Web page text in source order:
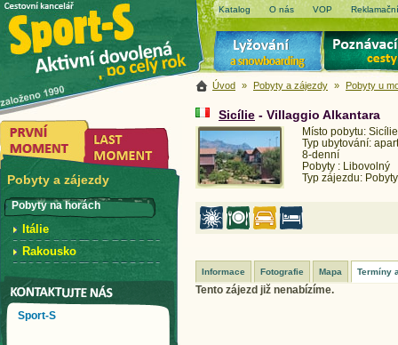
Katalog O nás VOP
Úvod » Pobyty a zájezdy » Pobyty u
Sicílie - Villaggio Alkantara
Místo pobytu: Sicílie
Typ ubytování:
8-denní
Pobyty : Libovolný
Typ zájezdu:
Informace Fotografie Mapa Termíny
Tento zájezd již nenabízíme.
Pobyty a zájezdy
Pobyty na horách
Itálie
Rakousko
Sport-S